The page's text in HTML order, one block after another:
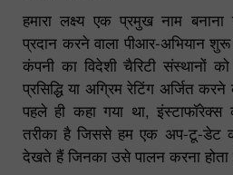
हमारा लक्ष्य एक प्रमुख नाम
प्रदान करने वाला पीआर-अभियान
कंपनी का विदेशी चैरिटी संस्थानों को
प्रसिद्धि या अग्रिम रेटिंग अर्जित
पहले ही कहा गया था, इंस्टाफॉरेक्स
तरीका है जिससे हम एक अप-टू-डेट
देखते हैं जिनका उसे पालन करना होता